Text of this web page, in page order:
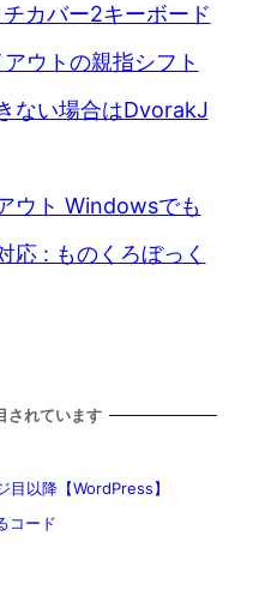
カバー2キーボード
ウトの親指シフト
ない場合はDvorakJ
ウト Windowsでも
応 : ものくろぼっく
されています
目以降【WordPress】
コード